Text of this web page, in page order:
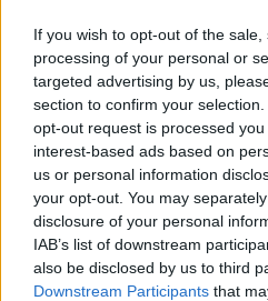
If you wish to opt-out of the
processing of your personal or
targeted advertising by us,
section to confirm your
opt-out request is processed
interest-based ads based on
us or personal information
your opt-out. You may
disclosure of your personal
IAB’s list of downstream
also be disclosed by us to third
Downstream Participants that
Ελλάδα | 08.06.2026 17:12
Τέμπη: Επ'
δίκης για τον
717
Ελλάδα|08.06.2026 16:33
Αγνώριστος ο
λεπτομέρεια που
οι μαρτυρίες για τη